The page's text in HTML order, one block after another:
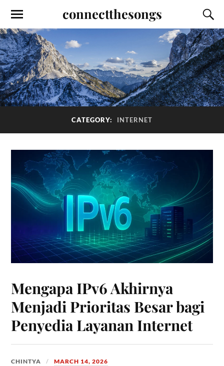
connectthesongs
CATEGORY: INTERNET
Mengapa IPv6 Akhirnya
Menjadi Prioritas Besar bagi
Penyedia Layanan Internet
CHINTYA MARCH 14, 2026